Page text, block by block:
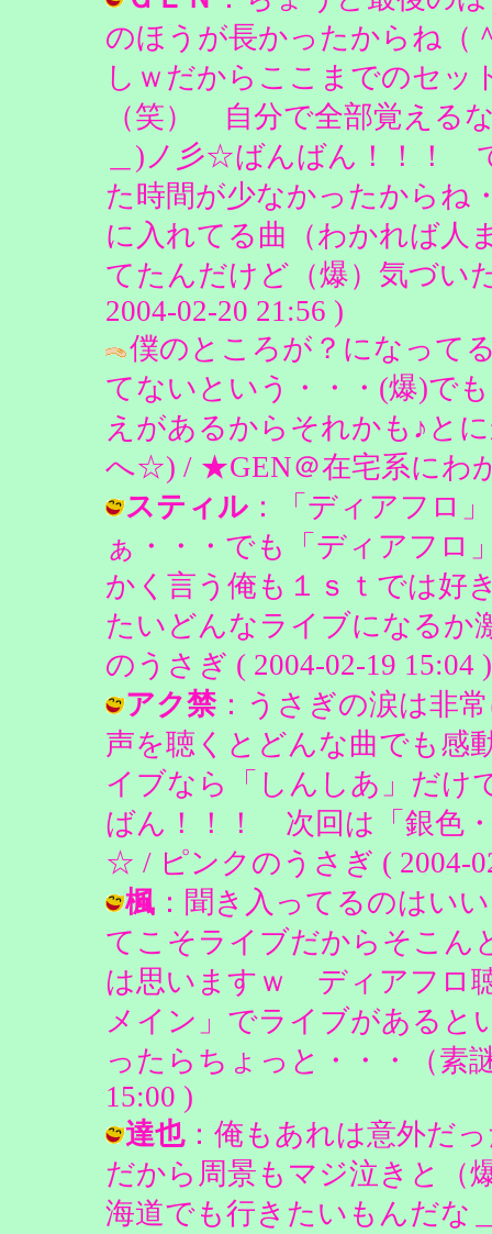
のほうが長かったからね
しｗだからここまでのセッ
（笑） 自分で全部覚える
＿)ノ彡☆ばんばん！！！
た時間が少なかったからね
に入れてる曲（わかれば人
てたんだけど（爆）気づい
2004-02-20 21:56 )
僕のところが？になって
てないという・・・(爆)で
えがあるからそれかも♪と
へ☆) / ★GEN＠在宅系にわ
スティル：「ディアフロ
ぁ・・・でも「ディアフロ
かく言う俺も１ｓｔでは
たいどんなライブになるか
のうさぎ ( 2004-02-19 15:04 )
アク禁：うさぎの涙は非
声を聴くとどんな曲でも感
イブなら「しんしあ」だけ
ばん！！！ 次回は「銀色
☆ / ピンクのうさぎ ( 2004-
楓：聞き入ってるのはい
てこそライブだからそこん
は思いますｗ ディアフロ
メイン」でライブがあると
ったらちょっと・・・（素
15:00 )
達也：俺もあれは意外だ
だから周景もマジ泣きと（
海道でも行きたいもんだな